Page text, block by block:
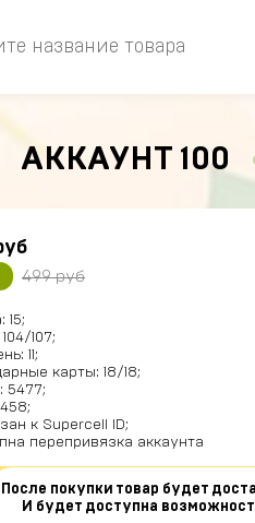
АККАУНТ 100
499 руб
15;
107;
11;
карты: 18/18;
5477;
к Supercell ID;
перепривязка аккаунта
После покупки товар будет
И будет доступна